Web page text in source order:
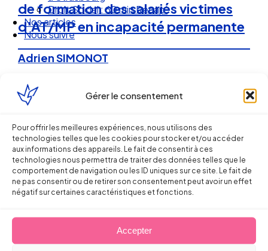
Gérer le consentement
Pour offrir les meilleures expériences, nous utilisons des
technologies telles que les cookies pour stocker et/ou accéder
aux informations des appareils. Le fait de consentir à ces
technologies nous permettra de traiter des données telles que le
comportement de navigation ou les ID uniques sur ce site. Le fait de
ne pas consentir ou de retirer son consentement peut avoir un effet
négatif sur certaines caractéristiques et fonctions.
Accepter
Droit Social : 60 min Recap’
Nos articles
Nous suivre
de formation des salariés victimes
d’AT/MP en incapacité permanente
Adrien SIMONOT
19 janvier 2018